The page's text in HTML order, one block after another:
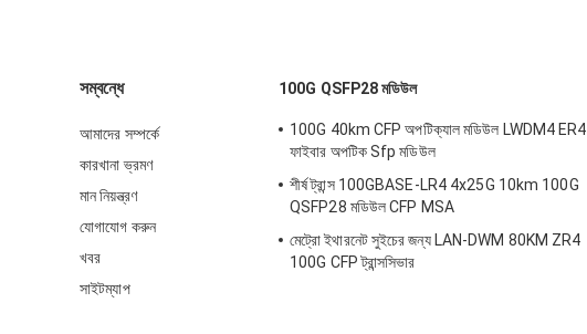
সম্বন্ধে
আমাদের সম্পর্কে
কারখানা ভ্রমণ
মান নিয়ন্ত্রণ
যোগাযোগ করুন
খবর
সাইটম্যাপ
100G QSFP28 মডিউল
100G 40km CFP অপটিক্যাল মডিউল LWDM4 ER4
ফাইবার অপটিক Sfp মডিউল
শীর্ষ ট্রান্স 100GBASE-LR4 4x25G 10km 100G
QSFP28 মডিউল CFP MSA
মেট্রো ইথারনেট সুইচের জন্য LAN-DWM 80KM ZR4
100G CFP ট্রান্সসিভার